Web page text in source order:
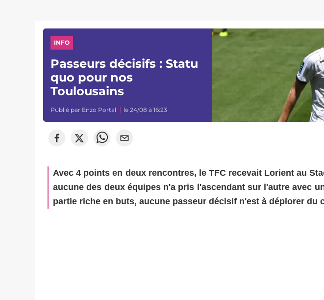
INFO
Passeurs décisifs : Statu
quo pour nos
Toulousains
Publié par Enzo Portal le 24/08 à 16:23
Avec 4 points en deux rencontres, le TFC recevait Lorient au
aucune des deux équipes n'a pris l'ascendant sur l'autre avec
partie riche en buts, aucune passeur décisif n'est à déplorer du